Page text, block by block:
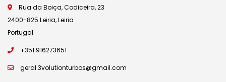
Rua da Boiça, Codiceira, 23
2400-825 Leiria, Leiria
Portugal
+351 916273651
geral.3volutionturbos@gmail.com